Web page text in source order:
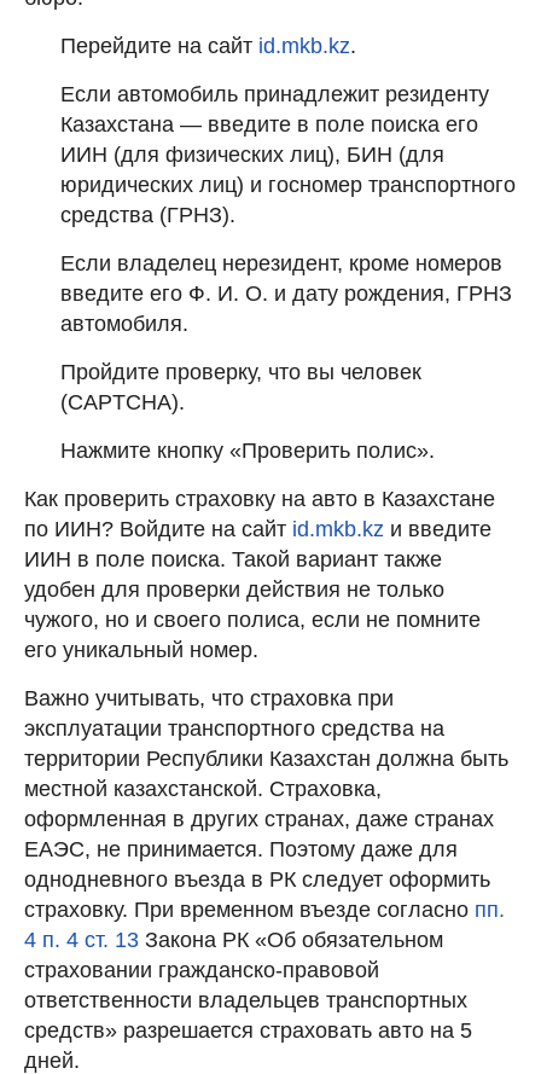
Перейдите на сайт id.mkb.kz.
Если автомобиль принадлежит резиденту
Казахстана — введите в поле поиска его
ИИН (для физических лиц), БИН (для
юридических лиц) и госномер транспортного
средства (ГРНЗ).
Если владелец нерезидент, кроме номеров
введите его Ф. И. О. и дату рождения, ГРНЗ
автомобиля.
Пройдите проверку, что вы человек
(CAPTCHA).
Нажмите кнопку «Проверить полис».
Как проверить страховку на авто в Казахстане
по ИИН? Войдите на сайт id.mkb.kz и введите
ИИН в поле поиска. Такой вариант также
удобен для проверки действия не только
чужого, но и своего полиса, если не помните
его уникальный номер.
Важно учитывать, что страховка при
эксплуатации транспортного средства на
территории Республики Казахстан должна быть
местной казахстанской. Страховка,
оформленная в других странах, даже странах
ЕАЭС, не принимается. Поэтому даже для
однодневного въезда в РК следует оформить
страховку. При временном въезде согласно пп.
4 п. 4 ст. 13 Закона РК «Об обязательном
страховании гражданско-правовой
ответственности владельцев транспортных
средств» разрешается страховать авто на 5
дней.